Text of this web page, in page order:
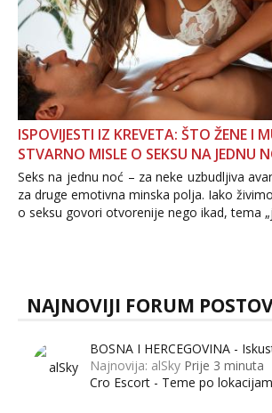
ISPOVIJESTI IZ KREVETA: ŠTO ŽENE I
STVARNO MISLE O SEKSU NA JEDNU
Seks na jednu noć – za neke uzbudljiva
za druge emotivna minska polja. Iako
o seksu govori otvorenije nego ikad, tema
dalje izaziva burne rasprave. Što
NAJNOVIJI FORUM
BOSNA I HERCEGOVINA -
Najnovija: alSky Prije 3 minuta
Cro Escort - Teme po